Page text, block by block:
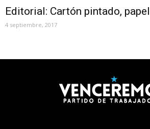
Editorial: Cartón pintado,
4 septiembre, 2017